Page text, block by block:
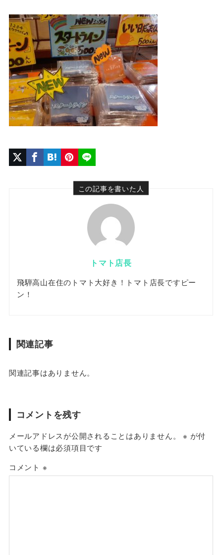
この記事を書いた人
トマト店長
飛騨高山在住のトマト大好き！トマト店長ですピー
ン！
関連記事
関連記事はありません。
コメントを残す
メールアドレスが公開されることはありません。 ※ が付
いている欄は必須項目です
コメント ※